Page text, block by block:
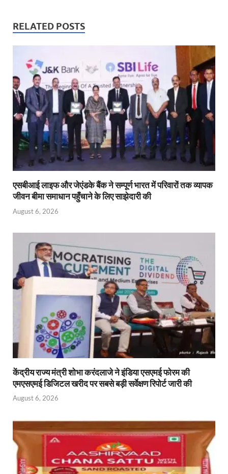
s
A
p
p
b
k
er
n
dl
y
n
RELATED POSTS
एसबीआई लाइफ और जेएंडके बैंक ने सम्पूर्ण भारत में परिवारों तक व्यापक
जीवन बीमा समाधान पहुँचाने के लिए साझेदारी की
August 6, 2026
केंद्रीय राज्य मंत्री शोभा करंदलाजे ने इंडिया एसएमई फोरम की
एमएसएमई डिजिटल खरीद पर सबसे बड़ी सर्वेक्षण रिपोर्ट जारी की
August 6, 2026